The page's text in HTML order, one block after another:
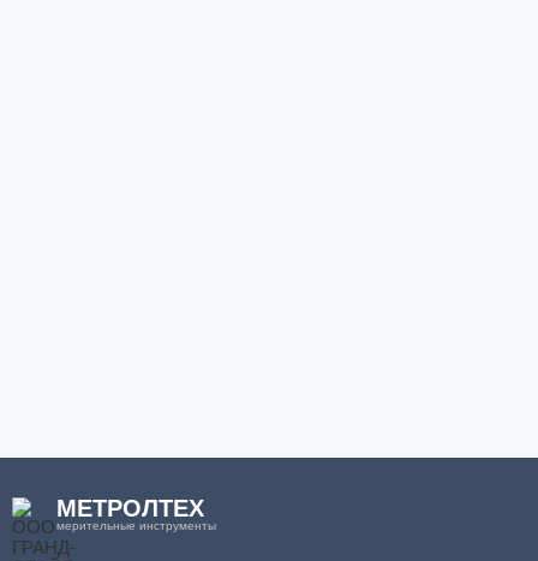
МЕТРОЛТЕХ
мерительные инструменты